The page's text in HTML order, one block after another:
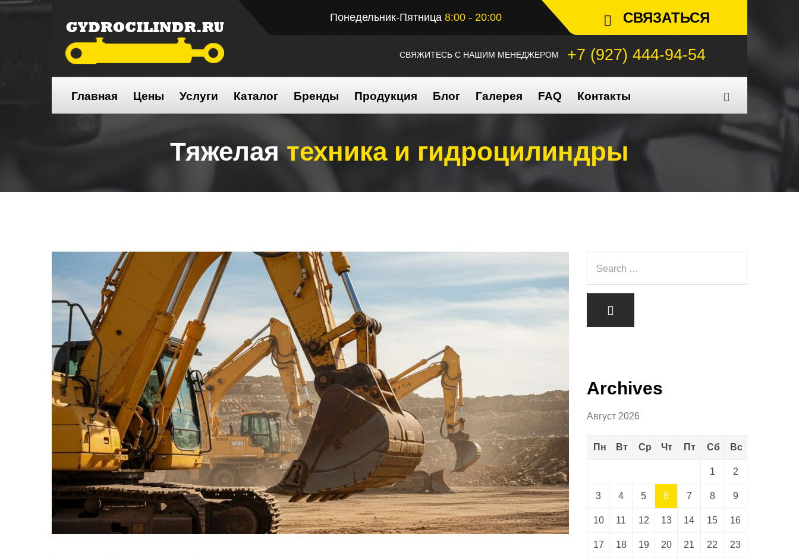
Понедельник-Пятница 8:00 - 20:00 СВЯЗАТЬСЯ
СВЯЖИТЕСЬ С НАШИМ МЕНЕДЖЕРОМ +7 (927) 444-94-54
Главная Цены Услуги Каталог Бренды Продукция Блог Галерея FAQ Контакты
Тяжелаятехника и гидроцилиндры
Archives
Август 2026
Пн Вт Ср Чт Пт Сб Вс
1 2
3 4 5 6 7 8 9
10 11 12 13 14 15 16
17 18 19 20 21 22 23